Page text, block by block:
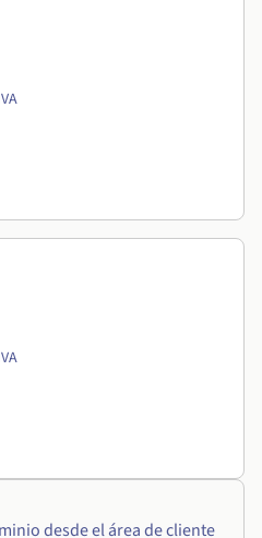
desde el área de cliente